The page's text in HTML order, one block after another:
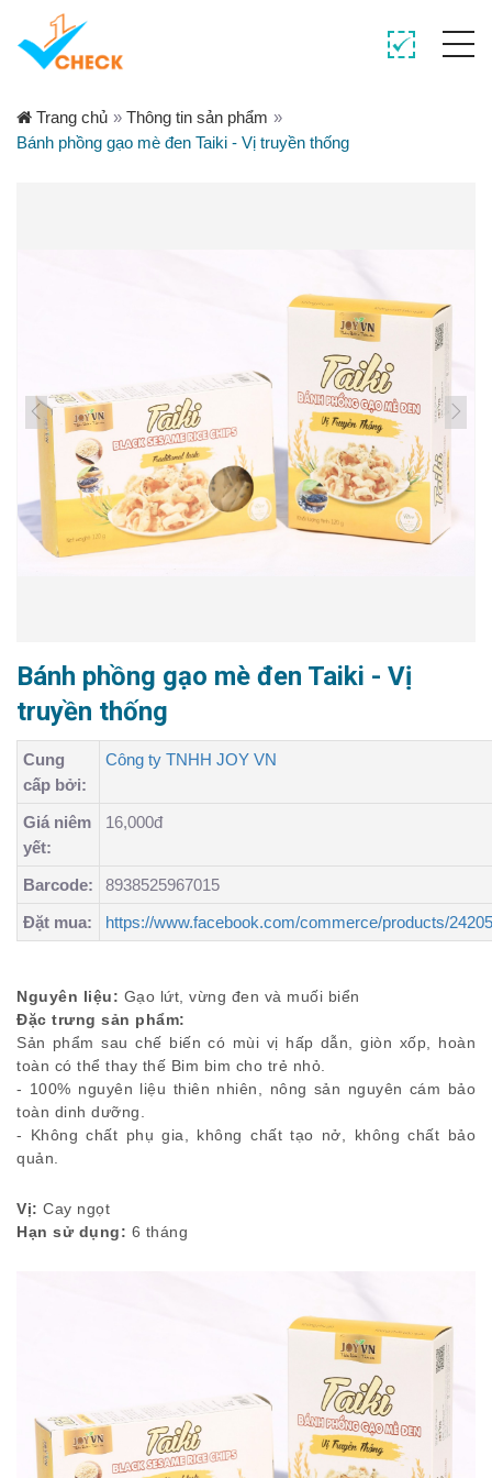
Trang chủ » Thông tin sản phẩm »
Bánh phồng gạo mè đen Taiki - Vị truyền thống
Bánh phồng gạo mè đen Taiki - Vị
truyền thống
Cung
cấp bởi:
Công ty TNHH JOY VN
Giá niêm
yết:
16,000đ
Barcode:
8938525967015
Đặt mua:
https://www.facebook.com/commerce/products/
Nguyên liệu: Gạo lứt, vừng đen và muối biển
Đặc trưng sản phẩm:
Sản phẩm sau chế biến có mùi vị hấp dẫn, giòn xốp, hoàn
toàn có thể thay thế Bim bim cho trẻ nhỏ.
- 100% nguyên liệu thiên nhiên, nông sản nguyên cám bảo
toàn dinh dưỡng.
- Không chất phụ gia, không chất tạo nở, không chất bảo
quản.
Vị: Cay ngọt
Hạn sử dụng: 6 tháng